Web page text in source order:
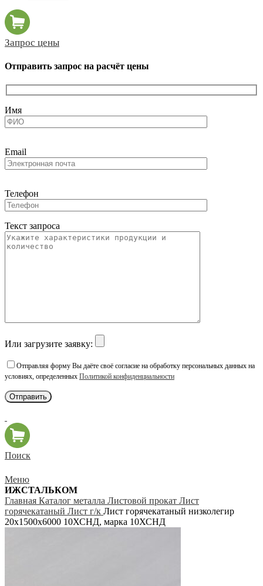
Запрос цены
Отправить запрос на расчёт цены
Имя
Email
Телефон
Текст запроса
Или загрузите заявку:
Отправляя форму Вы даёте своё согласие на обработку персональных данных на
условиях, определенных Политикой конфиденциальности
Поиск
Меню
ИЖСТАЛЬКОМ
Главная Каталог металла Листовой прокат Лист
горячекатаный Лист г/к Лист горячекатаный низколегир
20х1500х6000 10ХСНД, марка 10ХСНД